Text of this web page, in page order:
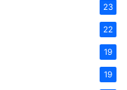
23
22
19
19